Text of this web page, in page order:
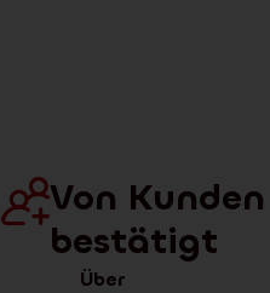
Von Kunden
bestätigt
Über